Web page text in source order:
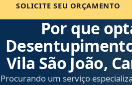
SOLICITE SEU ORÇAMENTO
Por que
Vila São João,
Procurando um serviço